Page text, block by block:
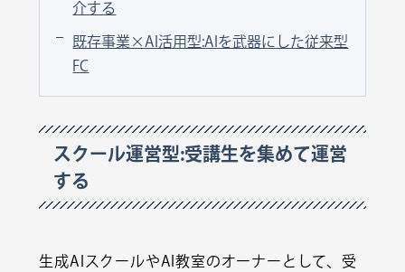
介する
既存事業×AI活用型:AIを武器にした従来型
FC
スクール運営型:受講生を集めて運営
する
生成AIスクールやAI教室のオーナーとして、受